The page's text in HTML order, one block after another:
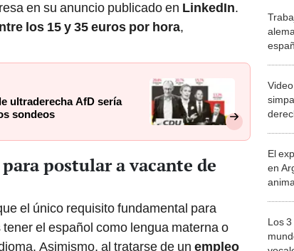
los 15 y 35 euros por hora
ultraderecha AfD sería
sondeos
postular a vacante de
el único requisito fundamental para
el español como lengua materna o
Asimismo, al tratarse de un empleo
por
El
en
Los